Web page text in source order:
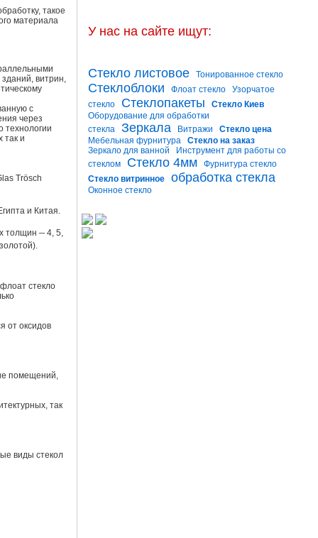
такое
материала
витрин,
с
через
технологии
так и
Trösch
и Китая.
толщин – 4, 5,
стекло
от оксидов
помещений,
так
виды стекол
У нас на сайте ищут:
Стекло листовое Тонированное стекло
Стеклоблоки Флоат стекло
Узорчатое
стекло
Стеклопакеты
Стекло Киев
Оборудование для обработки
стекла
Зеркала Витражи
Стекло цена
Мебельная фурнитура
Стекло на заказ
Зеркало для ванной
Инструмент для работы со
стеклом
Стекло 4мм
Фурнитура стекло
Стекло витринное
обработка стекла
Оконное стекло